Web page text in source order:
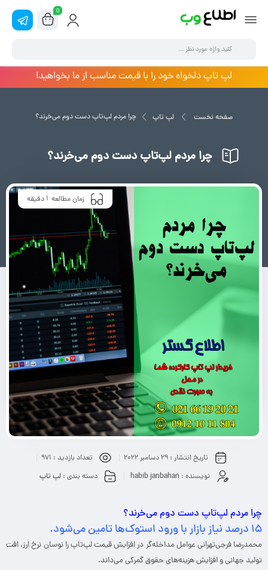
0
لپ تاپ دلخواه خود را با قیمت مناسب از ما بخواهید!
صفحه نخست لپ تاپ چرا مردم لپ‌تاپ دست دوم می‌خرند؟
چرا مردم لپ‌تاپ دست دوم می‌خرند؟
زمان مطالعه 1 دقیقه
تاریخ انتشار :29 دسامبر 2022 تعداد بازدید : 971
نویسنده : habib janbahan دسته بندی :لپ تاپ
چرا مردم لپ‌تاپ دست دوم می‌خرند؟
۱۵ درصد نیاز بازار با ورود استوک‌ها تامین می‌شود.
محمدرضا فرجی‌تهرانی عوامل مداخله‌گر در افزایش قیمت لپ‌تاپ را نوسان نرخ ارز، افت
تولید جهانی و افزایش هزینه‌های حقوق گمرکی می‌داند.